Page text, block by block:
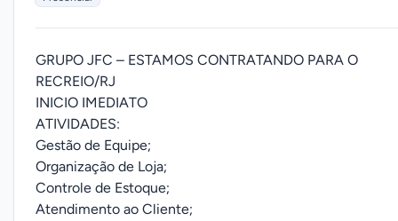
GRUPO JFC – ESTAMOS CONTRATANDO PARA O
RECREIO/RJ
INICIO IMEDIATO
ATIVIDADES:
Gestão de Equipe;
Organização de Loja;
Controle de Estoque;
Atendimento ao Cliente;